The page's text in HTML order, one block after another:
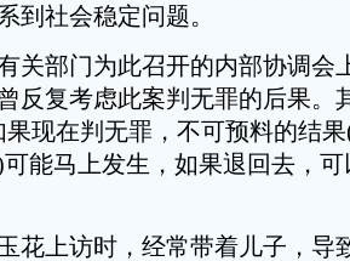
到社会稳定问题。
关部门为此召开的内部协调会
反复考虑此案判无罪的后果。
果现在判无罪，不可预料的结
能马上发生，如果退回去，
花上访时，经常带着儿子，导